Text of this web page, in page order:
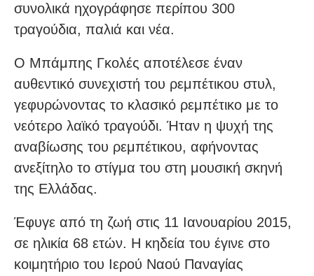
συνολικά ηχογράφησε περίπου 300
τραγούδια, παλιά και νέα.
Ο Μπάμπης Γκολές αποτέλεσε έναν
αυθεντικό συνεχιστή του ρεμπέτικου στυλ,
γεφυρώνοντας το κλασικό ρεμπέτικο με το
νεότερο λαϊκό τραγούδι. Ήταν η ψυχή της
αναβίωσης του ρεμπέτικου, αφήνοντας
ανεξίτηλο το στίγμα του στη μουσική σκηνή
της Ελλάδας.
Έφυγε από τη ζωή στις 11 Ιανουαρίου 2015,
σε ηλικία 68 ετών. Η κηδεία του έγινε στο
κοιμητήριο του Ιερού Ναού Παναγίας